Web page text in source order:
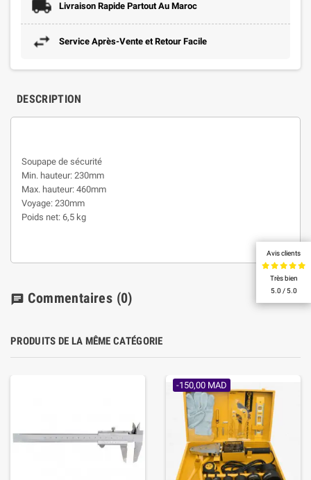
Avis clients
Très bien
5.0 / 5.0
Livraison Rapide Partout Au Maroc
Service Après-Vente et Retour Facile
DESCRIPTION
Soupape de sécurité
Min. hauteur: 230mm
Max. hauteur: 460mm
Voyage: 230mm
Poids net: 6,5 kg
chat Commentaires (0)
PRODUITS DE LA MÊME CATÉGORIE
-150,00 MAD